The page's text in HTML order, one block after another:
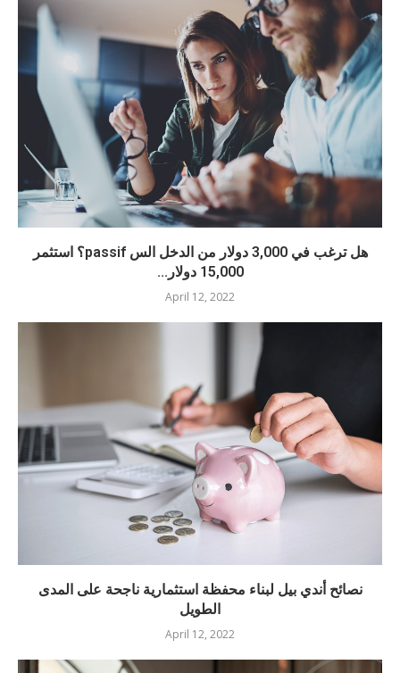
هل ترغب في 3,000 دولار من الدخل الس passif؟ استثمر
15,000 دولار...
April 12, 2022
نصائح أندي بيل لبناء محفظة استثمارية ناجحة على المدى
الطويل
April 12, 2022